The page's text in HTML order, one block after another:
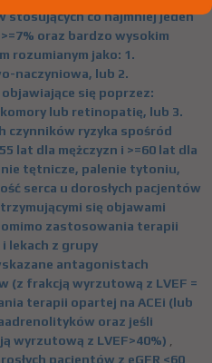
stosujących co najmniej jeden
oraz bardzo wysokim
rozumianym jako: 1.
naczyniowa, lub 2.
się poprzez:
lub retinopatię, lub 3.
czynników ryzyka spośród
lat dla mężczyzn i >=60 lat dla
tętnicze, palenie tytoniu,
serca u dorosłych pacjentów
się objawami
zastosowania terapii
i lekach z grupy
antagonistach
(z frakcją wyrzutową z LVEF =
terapii opartej na ACEi (lub
oraz jeśli
wyrzutową z LVEF>40%) ,
pacjentów z eGFR <60